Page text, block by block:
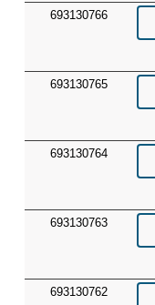
693130766
693130765
693130764
693130763
693130762